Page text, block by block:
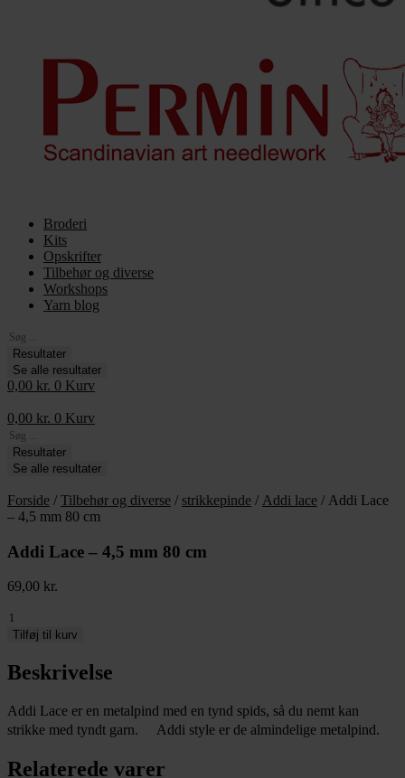
Broderi
Kits
Opskrifter
Tilbehør og diverse
Workshops
Yarn blog
Search
...Resultater
Se alle resultater
0,00 kr. 0 Kurv
0,00 kr. 0 Kurv
Search
...Resultater
Se alle resultater
Forside / Tilbehør og diverse / strikkepinde / Addi lace / Addi Lace
– 4,5 mm 80 cm
Addi Lace – 4,5 mm 80 cm
69,00 kr.
Addi
Lace
4,5
mm
cm
antal
Tilføj til kurv
Beskrivelse
Addi Lace er en metalpind med en tynd spids, så du nemt kan
strikke med tyndt garn. Addi style er de almindelige metalpind.
Relaterede varer